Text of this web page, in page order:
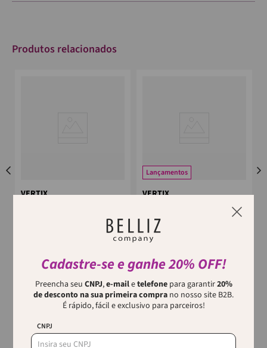
Cadastre-se e ganhe 20% OFF!
Preencha seu CNPJ,e-mailetelefonepara garantir20%
de desconto na sua primeira compra no nosso site B2B.
É rápido, fácil e exclusivo para parceiros!
CNPJ
Produtos relacionados
VERTIX
Profissional Allure Vertix
Profissional Allure Vertix 2200W
alta performance e eficiência
na sec...
Lançamentos
VERTIX
Profissional Allure Vertix
2200W/127V
O Secador de Cabelo
Profissional Allure Vertix 2200W
alta performance e eficiência
na sec...